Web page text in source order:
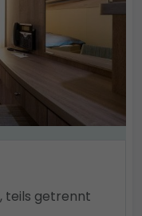
teils getrennt